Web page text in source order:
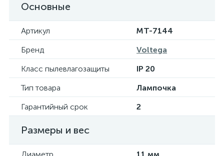
Основные
Артикул
MT-7144
Бренд
Voltega
Класс пылевлагозащиты
IP 20
Тип товара
Лампочка
Гарантийный срок
2
Размеры и вес